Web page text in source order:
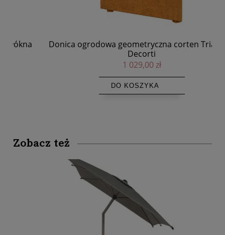
Donica ogrodowa geometryczna corten Triango -
1 029,00 zł
DO KOSZYKA
Zobacz też